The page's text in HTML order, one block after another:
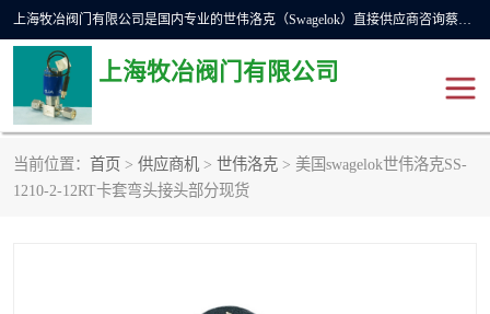
上海牧冶阀门有限公司是国内专业的世伟洛克（Swagelok）直接供应商咨询蔡工，主营世伟洛克球阀、世伟洛克针型阀、世伟洛克隔膜阀、世伟洛克旋塞阀、世伟洛克单向阀、世伟洛克接头、世伟洛克快速接头、世伟洛克卡套管、世伟洛克弯管器、世伟洛克工具等。
上海牧冶阀门有限公司
当前位置： 首页 > 供应商机 > 世伟洛克 > 美国swagelok世伟洛克SS-
1210-2-12RT卡套弯头接头部分现货
世伟洛克